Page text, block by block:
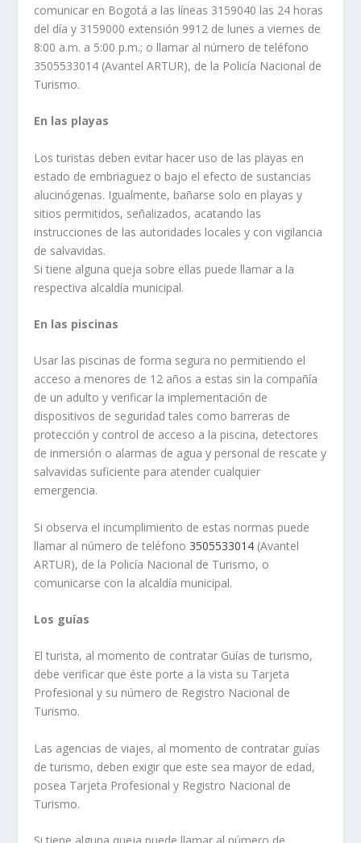
comunicar en Bogotá a las líneas 3159040 las 24 horas
del día y 3159000 extensión 9912 de lunes a viernes de
8:00 a.m. a 5:00 p.m.; o llamar al número de teléfono
3505533014 (Avantel ARTUR), de la Policía Nacional de
Turismo.
En las playas
Los turistas deben evitar hacer uso de las playas en
estado de embriaguez o bajo el efecto de sustancias
alucinógenas. Igualmente, bañarse solo en playas y
sitios permitidos, señalizados, acatando las
instrucciones de las autoridades locales y con vigilancia
de salvavidas.
Si tiene alguna queja sobre ellas puede llamar a la
respectiva alcaldía municipal.
En las piscinas
Usar las piscinas de forma segura no permitiendo el
acceso a menores de 12 años a estas sin la compañía
de un adulto y verificar la implementación de
dispositivos de seguridad tales como barreras de
protección y control de acceso a la piscina, detectores
de inmersión o alarmas de agua y personal de rescate y
salvavidas suficiente para atender cualquier
emergencia.
Si observa el incumplimiento de estas normas puede
llamar al número de teléfono 3505533014 (Avantel
ARTUR), de la Policía Nacional de Turismo, o
comunicarse con la alcaldía municipal.
Los guías
El turista, al momento de contratar Guías de turismo,
debe verificar que éste porte a la vista su Tarjeta
Profesional y su número de Registro Nacional de
Turismo.
Las agencias de viajes, al momento de contratar guías
de turismo, deben exigir que este sea mayor de edad,
posea Tarjeta Profesional y Registro Nacional de
Turismo.